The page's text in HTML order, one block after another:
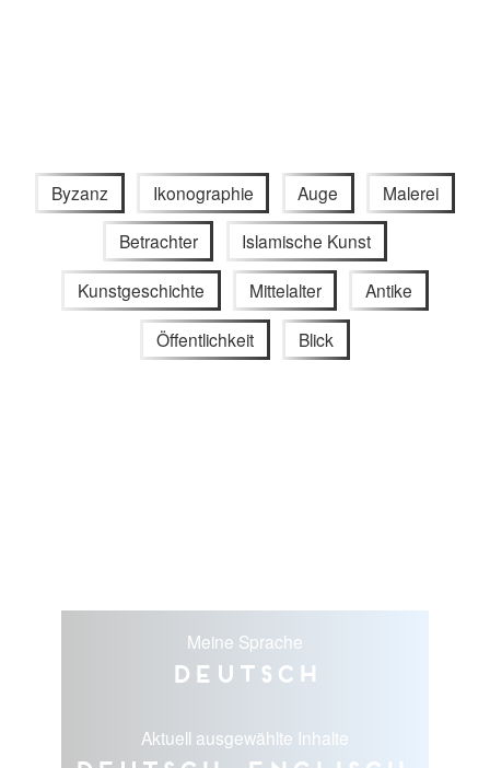
Byzanz Ikonographie Auge Malerei
Betrachter Islamische Kunst
Kunstgeschichte Mittelalter Antike
Öffentlichkeit Blick
Meine Sprache
Deutsch
Aktuell ausgewählte Inhalte